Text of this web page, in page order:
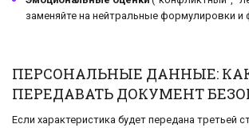
заменяйте на нейтральные формулировки и
ПЕРСОНАЛЬНЫЕ ДАННЫЕ:
ПЕРЕДАВАТЬ ДОКУМЕНТ
Если характеристика будет передана третьей